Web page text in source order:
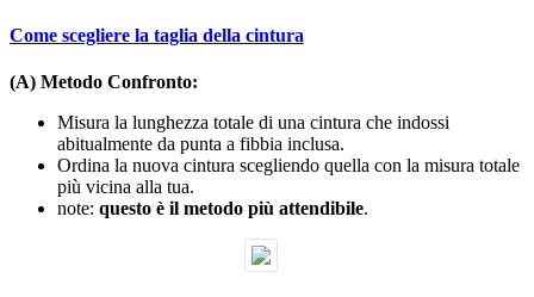
Come scegliere la taglia della cintura
(A) Metodo Confronto:
Misura la lunghezza totale di una cintura che indossi
abitualmente da punta a fibbia inclusa.
Ordina la nuova cintura scegliendo quella con la misura totale
più vicina alla tua.
note: questo è il metodo più attendibile.